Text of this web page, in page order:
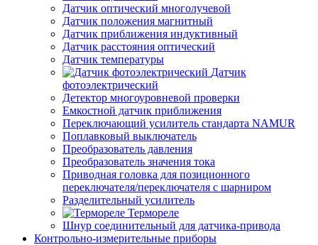
Датчик оптический многолучевой
Датчик положения магнитный
Датчик приближения индуктивный
Датчик расстояния оптический
Датчик температуры
Датчик
фотоэлектрический
Детектор многоуровневой проверки
Емкостной датчик приближения
Переключающий усилитель стандарта NAMUR
Поплавковый выключатель
Преобразователь давления
Преобразователь значения тока
Приводная головка для позиционного
переключателя/переключателя с шарниром
Разделительный усилитель
Термореле
Шнур соединительный для датчика-привода
Контрольно-измерительные приборы